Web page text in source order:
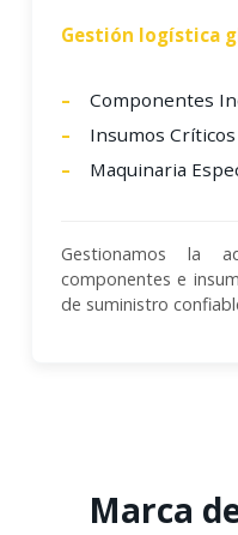
Gestión logística
Componentes
Insumos Críticos
Maquinaria
Gestionamos la
componentes e
de suministro
Marca